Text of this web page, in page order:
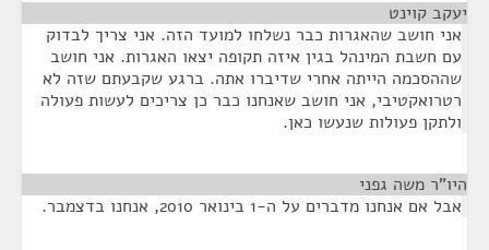
יעקב קוינט
אני חושב שהאגרות כבר נשלחו למועד הזה. אני צריך לבדוק
עם חשבת המינהל בגין איזה תקופה יצאו האגרות. אני חושב
שההסכמה הייתה אחרי שדיברו אתה. ברגע שקבעתם שזה לא
רטרואקטיבי, אני חושב שאנחנו כבר כן צריכים לעשות פעולה
ולתקן פעולות שנעשו כאן.
היו"ר משה גפני
אבל אם אנחנו מדברים על ה-1 בינואר 2010, אנחנו בדצמבר.